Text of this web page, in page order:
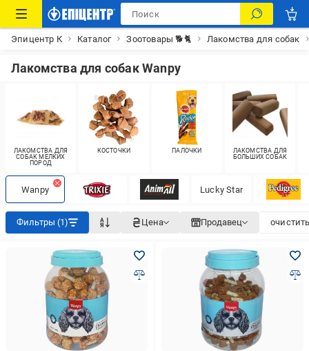
Эпицентр К Каталог Зоотовары 🐕🐈 Лакомства для собак
Лакомства для собак Wanpy
ЛАКОМСТВА ДЛЯ
СОБАК МЕЛКИХ
ПОРОД
КОСТОЧКИ ПАЛОЧКИ
ЛАКОМСТВА ДЛЯ
БОЛЬШИХ СОБАК
Wanpy Lucky Star
Фильтры (1) Цена Продавец